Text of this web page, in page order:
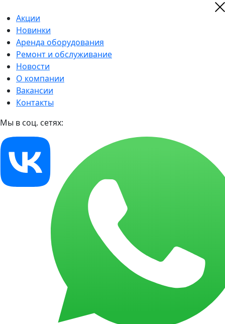
Акции
Новинки
Аренда оборудования
Ремонт и обслуживание
Новости
О компании
Вакансии
Контакты
Мы в соц. сетях: